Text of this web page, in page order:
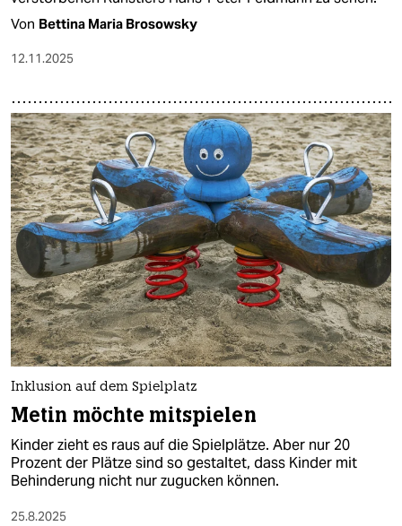
Von Bettina Maria Brosowsky
12.11.2025
Inklusion auf dem Spielplatz
Metin möchte mitspielen
Kinder zieht es raus auf die Spielplätze. Aber nur 20
Prozent der Plätze sind so gestaltet, dass Kinder mit
Behinderung nicht nur zugucken können.
25.8.2025